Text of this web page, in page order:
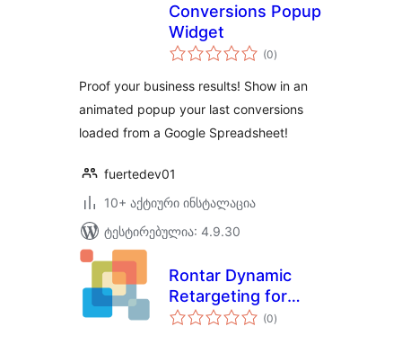
Conversions Popup
Widget
(0საერთო
რეიტინგი
)
Proof your business results! Show in an
animated popup your last conversions
loaded from a Google Spreadsheet!
fuertedev01
10+ აქტიური ინსტალაცია
ტესტირებულია: 4.9.30
Rontar Dynamic
Retargeting for
WooCommerce
(0საერთო
რეიტინგი
)